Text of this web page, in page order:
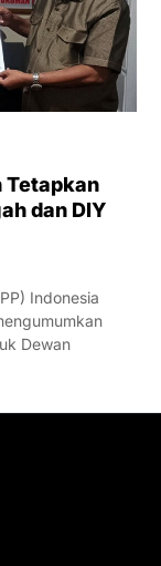
Tetapkan
dan DIY
Indonesia
Dewan